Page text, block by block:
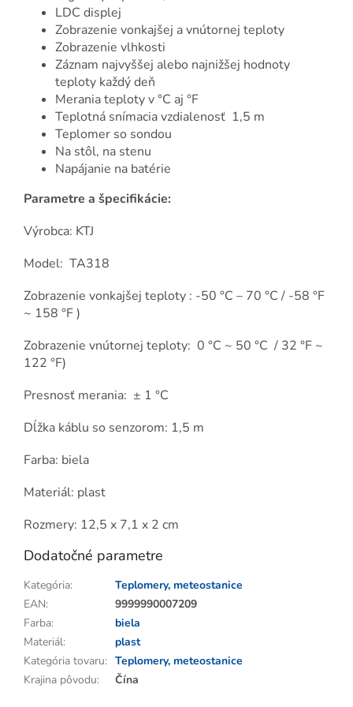
LDC displej
Zobrazenie vonkajšej a vnútornej teploty
Zobrazenie vlhkosti
Záznam najvyššej alebo najnižšej hodnoty
teploty každý deň
Merania teploty v °C aj °F
Teplotná snímacia vzdialenosť 1,5 m
Teplomer so sondou
Na stôl, na stenu
Napájanie na batérie
Parametre a špecifikácie:
Výrobca: KTJ
Model: TA318
Zobrazenie vonkajšej teploty : -50 °C – 70 °C / -58 °F
~ 158 °F )
Zobrazenie vnútornej teploty: 0 °C ~ 50 °C / 32 °F ~
122 °F)
Presnosť merania: ± 1 °C
Dĺžka káblu so senzorom: 1,5 m
Farba: biela
Materiál: plast
Rozmery: 12,5 x 7,1 x 2 cm
Dodatočné parametre
Kategória:
Teplomery, meteostanice
EAN:
9999990007209
Farba:
biela
Materiál:
plast
Kategória tovaru: Teplomery, meteostanice
Krajina pôvodu: Čína